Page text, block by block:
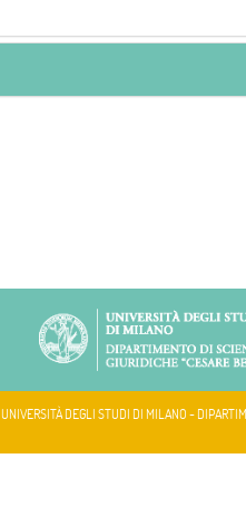
UNIVERSITÀ DEGLI STUDI DI MILANO -